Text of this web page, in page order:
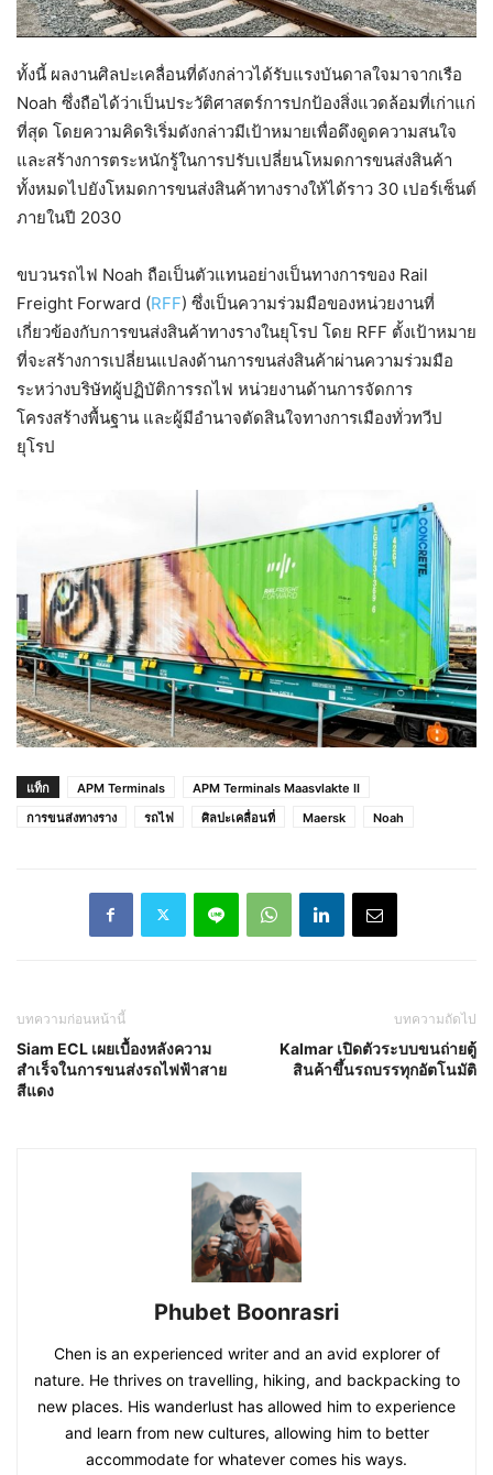
ทั้งนี้ ผลงานศิลปะเคลื่อนที่ดังกล่าวได้รับแรงบันดาลใจมาจากเรือ
Noah ซึ่งถือได้ว่าเป็นประวัติศาสตร์การปกป้องสิ่งแวดล้อมที่เก่าแก่
ที่สุด โดยความคิดริเริ่มดังกล่าวมีเป้าหมายเพื่อดึงดูดความสนใจ
และสร้างการตระหนักรู้ในการปรับเปลี่ยนโหมดการขนส่งสินค้า
ทั้งหมดไปยังโหมดการขนส่งสินค้าทางรางให้ได้ราว 30 เปอร์เซ็นต์
ภายในปี 2030
ขบวนรถไฟ Noah ถือเป็นตัวแทนอย่างเป็นทางการของ Rail
Freight Forward (RFF) ซึ่งเป็นความร่วมมือของหน่วยงานที่
เกี่ยวข้องกับการขนส่งสินค้าทางรางในยุโรป โดย RFF ตั้งเป้าหมาย
ที่จะสร้างการเปลี่ยนแปลงด้านการขนส่งสินค้าผ่านความร่วมมือ
ระหว่างบริษัทผู้ปฏิบัติการรถไฟ หน่วยงานด้านการจัดการ
โครงสร้างพื้นฐาน และผู้มีอำนาจตัดสินใจทางการเมืองทั่วทวีป
ยุโรป
แท็ก APM Terminals
APM Terminals Maasvlakte II
การขนส่งทางราง
รถไฟ ศิลปะเคลื่อนที่ Maersk Noah
บทความก่อนหน้านี้
Siam ECL เผยเบื้องหลังความ
สำเร็จในการขนส่งรถไฟฟ้าสาย
สีแดง
บทความถัดไป
Kalmar เปิดตัวระบบขนถ่ายตู้
สินค้าขึ้นรถบรรทุกอัตโนมัติ
Phubet Boonrasri
Chen is an experienced writer and an avid explorer of
nature. He thrives on travelling, hiking, and backpacking to
new places. His wanderlust has allowed him to experience
and learn from new cultures, allowing him to better
accommodate for whatever comes his ways.